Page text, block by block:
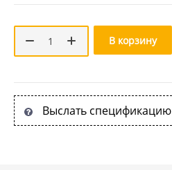
В корзину
Выслать спецификацию